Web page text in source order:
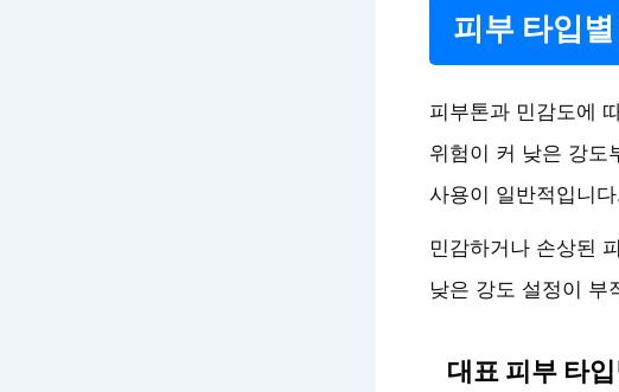
피부 타입
피부톤과 민감도에
위험이 커 낮은 강도
사용이 일반적입니
민감하거나 손상된
낮은 강도 설정이 부
대표 피부 타